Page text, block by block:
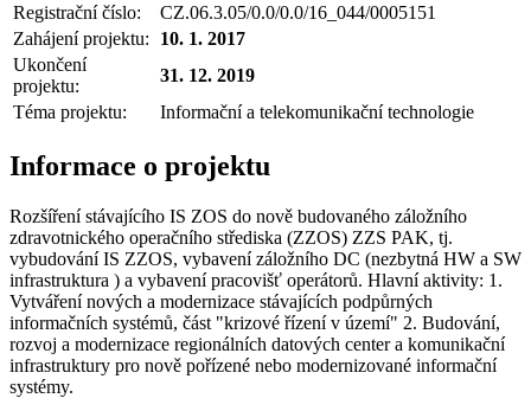
Registrační číslo:
CZ.06.3.05/0.0/0.0/16_044/0005151
Zahájení projektu:
10. 1. 2017
Ukončení
projektu:
31. 12. 2019
Téma projektu:
Informační a telekomunikační technologie
Informace o projektu
Rozšíření stávajícího IS ZOS do nově budovaného záložního
zdravotnického operačního střediska (ZZOS) ZZS PAK, tj.
vybudování IS ZZOS, vybavení záložního DC (nezbytná HW a SW
infrastruktura ) a vybavení pracovišť operátorů. Hlavní aktivity: 1.
Vytváření nových a modernizace stávajících podpůrných
informačních systémů, část "krizové řízení v území" 2. Budování,
rozvoj a modernizace regionálních datových center a komunikační
infrastruktury pro nově pořízené nebo modernizované informační
systémy.